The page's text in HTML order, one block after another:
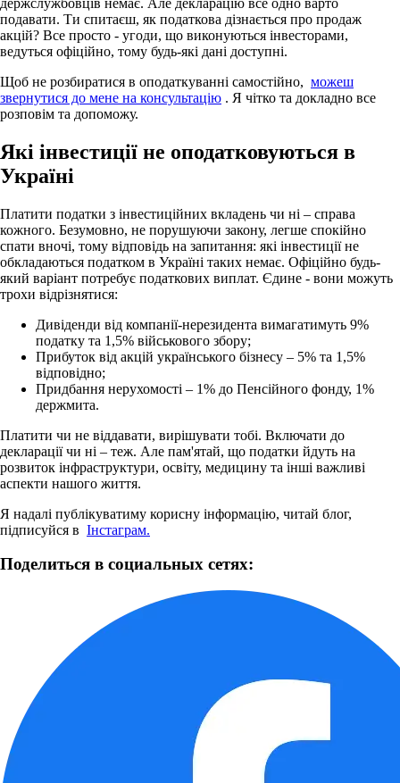
подавати. Ти спитаєш, як податкова дізнається про продаж
акцій? Все просто - угоди, що виконуються інвесторами,
ведуться офіційно, тому будь-які дані доступні.
Щоб не розбиратися в оподаткуванні самостійно, можеш
звернутися до мене на консультацію . Я чітко та докладно все
розповім та допоможу.
Які інвестиції не оподатковуються в
Україні
Платити податки з інвестиційних вкладень чи ні – справа
кожного. Безумовно, не порушуючи закону, легше спокійно
спати вночі, тому відповідь на запитання: які інвестиції не
обкладаються податком в Україні таких немає. Офіційно будь-
який варіант потребує податкових виплат. Єдине - вони можуть
трохи відрізнятися:
Дивіденди від компанії-нерезидента вимагатимуть 9%
податку та 1,5% військового збору;
Прибуток від акцій українського бізнесу – 5% та 1,5%
відповідно;
Придбання нерухомості – 1% до Пенсійного фонду, 1%
держмита.
Платити чи не віддавати, вирішувати тобі. Включати до
декларації чи ні – теж. Але пам'ятай, що податки йдуть на
розвиток інфраструктури, освіту, медицину та інші важливі
аспекти нашого життя.
Я надалі публікуватиму корисну інформацію, читай блог,
підписуйся в Інстаграм.
Поделиться в социальных сетях: